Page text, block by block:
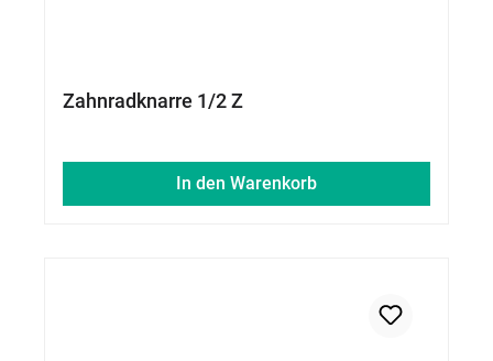
Zahnradknarre 1/2 Z
In den Warenkorb